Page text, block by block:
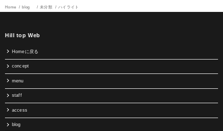
Home blog 未分類 ハイライト
Hill top Web
Homeに戻る
concept
menu
staff
access
blog